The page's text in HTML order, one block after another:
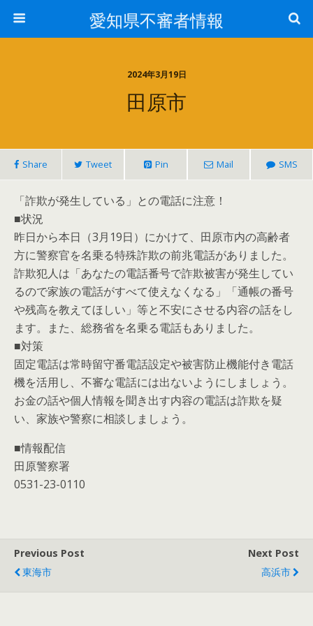
愛知県不審者情報
2024年3月19日
田原市
Share Tweet Pin Mail SMS
「詐欺が発生している」との電話に注意！
■状況
昨日から本日（3月19日）にかけて、田原市内の高齢者
方に警察官を名乗る特殊詐欺の前兆電話がありました。
詐欺犯人は「あなたの電話番号で詐欺被害が発生してい
るので家族の電話がすべて使えなくなる」「通帳の番号
や残高を教えてほしい」等と不安にさせる内容の話をし
ます。また、総務省を名乗る電話もありました。
■対策
固定電話は常時留守番電話設定や被害防止機能付き電話
機を活用し、不審な電話には出ないようにしましょう。
お金の話や個人情報を聞き出す内容の電話は詐欺を疑
い、家族や警察に相談しましょう。
■情報配信
田原警察署
0531-23-0110
Previous Post
東海市
Next Post
高浜市